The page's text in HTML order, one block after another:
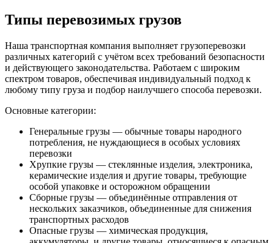
Типы перевозимых грузов
Наша транспортная компания выполняет грузоперевозки
различных категорий с учётом всех требований безопасности
и действующего законодательства. Работаем с широким
спектром товаров, обеспечивая индивидуальный подход к
любому типу груза и подбор наилучшего способа перевозки.
Основные категории:
Генеральные грузы — обычные товары народного
потребления, не нуждающиеся в особых условиях
перевозки
Хрупкие грузы — стеклянные изделия, электроника,
керамические изделия и другие товары, требующие
особой упаковке и осторожном обращении
Сборные грузы — объединённые отправления от
нескольких заказчиков, объединенные для снижения
транспортных расходов
Опасные грузы — химическая продукция,